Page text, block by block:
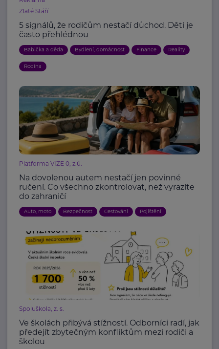
Zlaté Stáří
5 signálů, že rodičům nestačí důchod. Děti je
často přehlédnou
Babička a děda Bydlení, domácnost Finance Reality
Rodina
Platforma VIZE 0, z.ú.
Na dovolenou autem nestačí jen povinné
ručení. Co všechno zkontrolovat, než vyrazíte
do zahraničí
Auto, moto Bezpečnost Cestování Pojištění
Spoluškola, z. s.
Ve školách přibývá stížností. Odborníci radí, jak
předejít zbytečným konfliktům mezi rodiči a
školou